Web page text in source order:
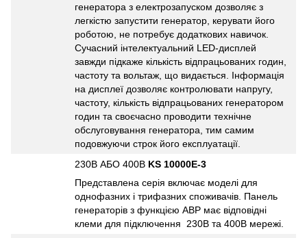
генератора з електрозапуском дозволяє з
легкістю запустити генератор, керувати його
роботою, не потребує додаткових навичок.
Сучасний інтелектуальний LED-дисплей
завжди підкаже кількість відпрацьованих годин,
частоту та вольтаж, що видається. Інформація
на дисплеї дозволяє контролювати напругу,
частоту, кількість відпрацьованих генератором
годин та своєчасно проводити технічне
обслуговування генератора, тим самим
подовжуючи строк його експлуатації.
230В АБО 400В KS 10000E-3
Представлена серія включає моделі для
однофазних і трифазних споживачів. Панель
генераторів з функцією АВР має відповідні
клеми для підключення 230В та 400В мережі.